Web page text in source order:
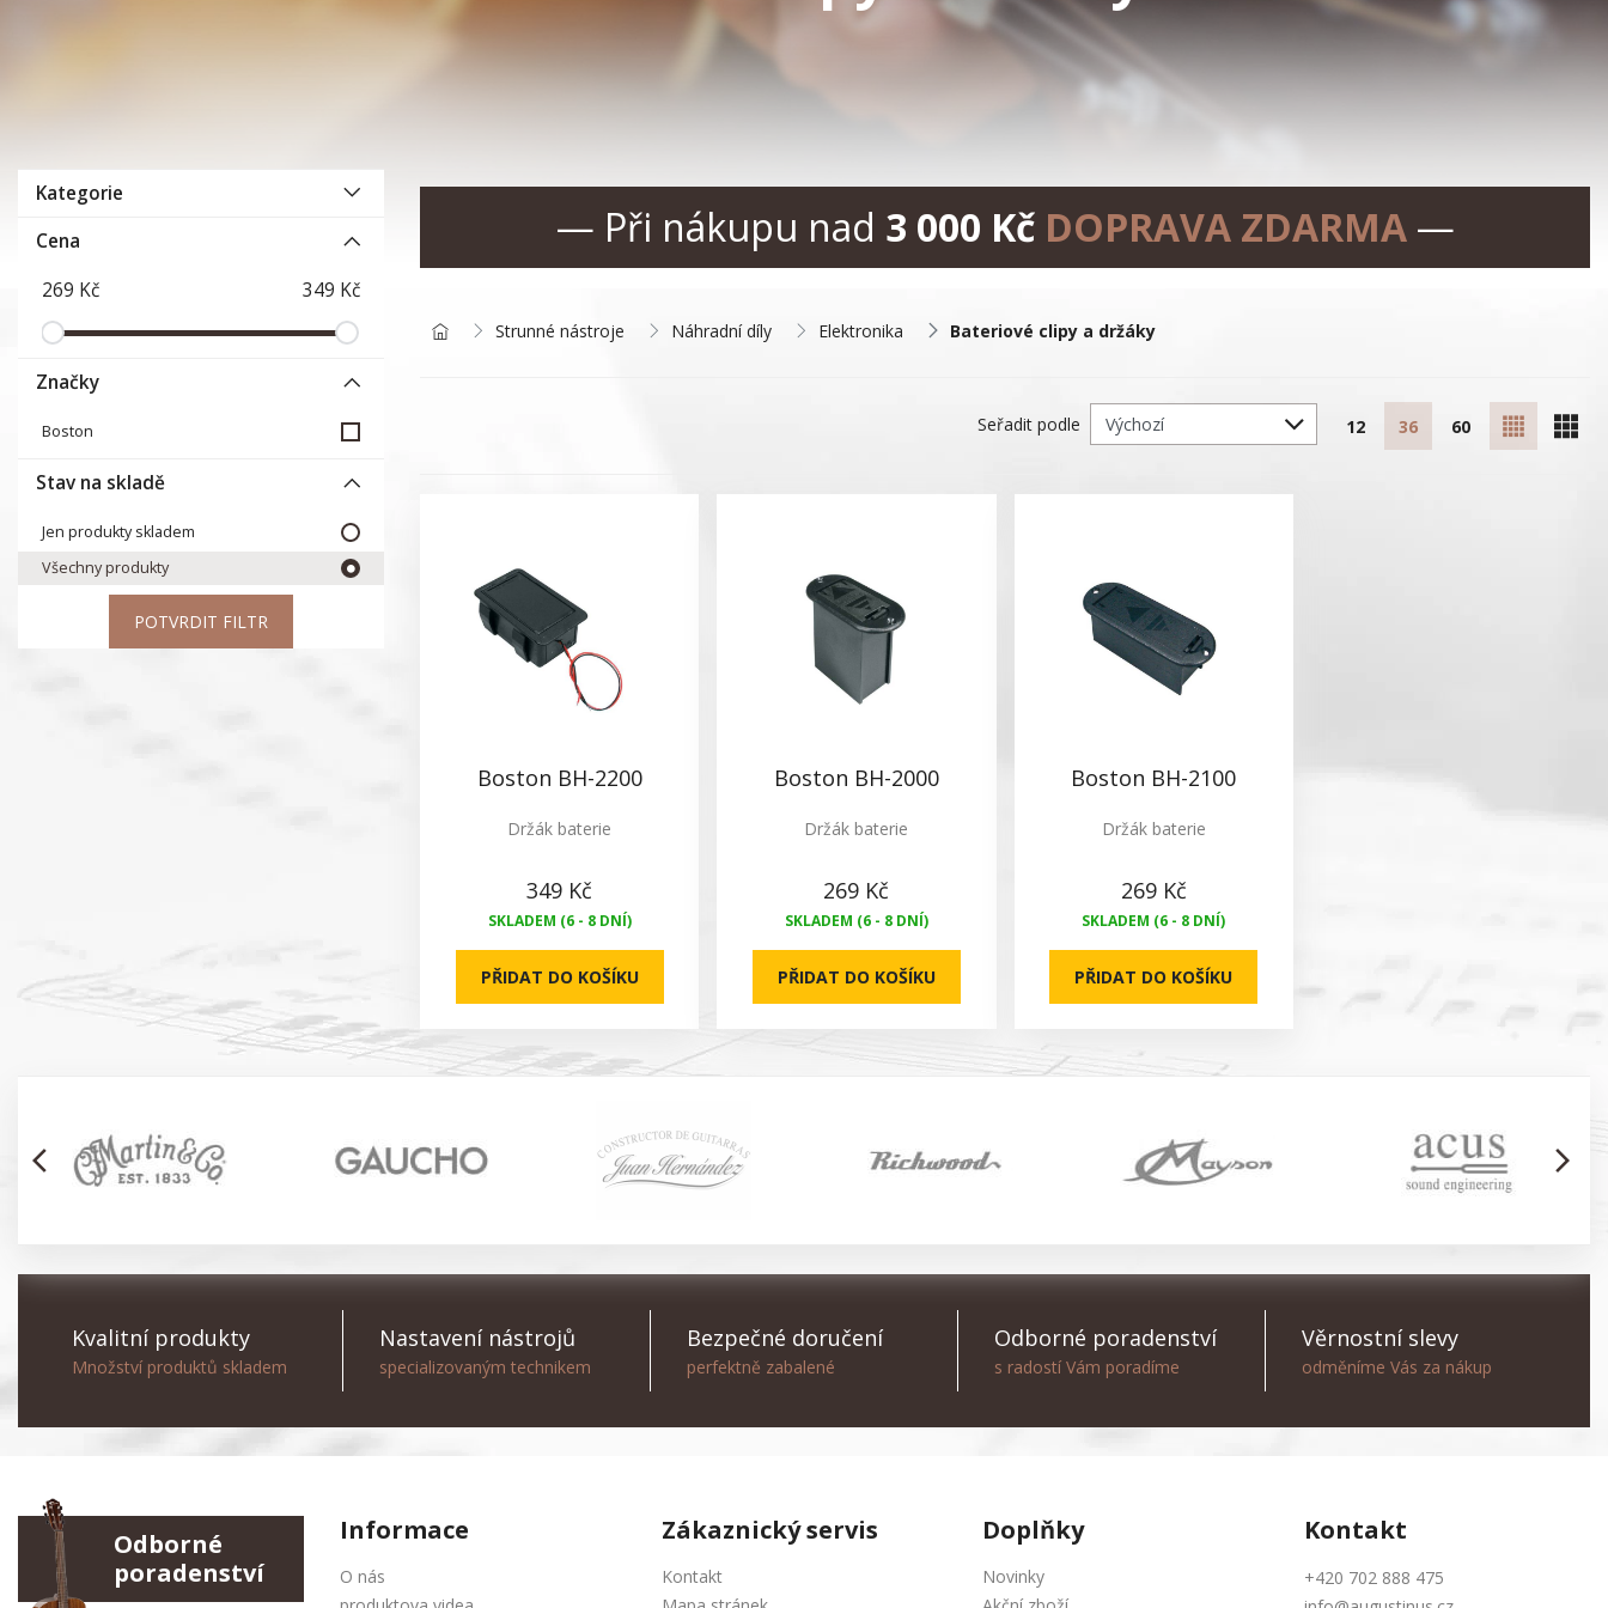
Kategorie
Cena
Značky
Boston
Stav na skladě
Jen produkty skladem
Všechny produkty
POTVRDIT FILTR
— Při nákupu nad 3 000 Kč DOPRAVA ZDARMA—
Strunné nástroje Náhradní díly Elektronika Bateriové clipy a držáky
Seřadit podle 12 36 60
Boston BH-2200
Držák baterie
349 Kč
SKLADEM (6 - 8 DNÍ)
PŘIDAT DO KOŠÍKU
Boston BH-2000
Držák baterie
269 Kč
SKLADEM (6 - 8 DNÍ)
PŘIDAT DO KOŠÍKU
Boston BH-2100
Držák baterie
269 Kč
SKLADEM (6 - 8 DNÍ)
PŘIDAT DO KOŠÍKU
arrow_back_ios arrow_forward_ios
Kvalitní produkty
Množství produktů skladem
Nastavení nástrojů
specializovaným technikem
Bezpečné doručení
perfektně zabalené
Odborné poradenství
s radostí Vám poradíme
Věrnostní slevy
odměníme Vás za nákup
Odborné
poradenství
Informace
O nás
Zákaznický servis
Kontakt
Doplňky
Novinky
Kontakt
+420 702 888 475